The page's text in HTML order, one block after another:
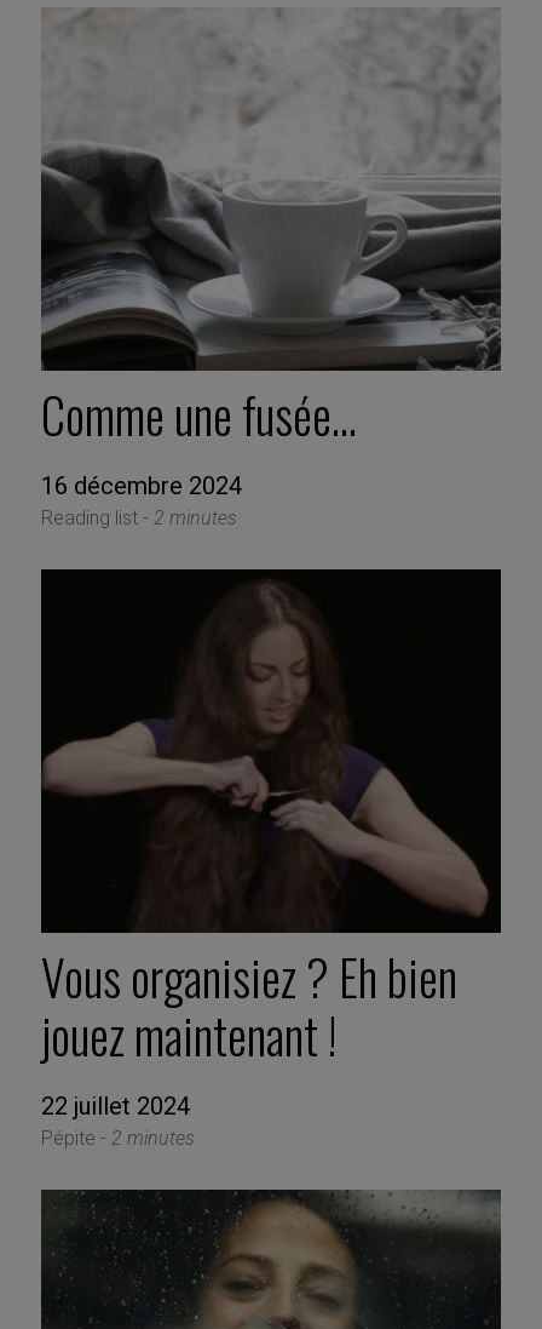
Comme une fusée…
16 décembre 2024
Reading list - 2 minutes
Vous organisiez ? Eh bien
jouez maintenant !
22 juillet 2024
Pépite - 2 minutes